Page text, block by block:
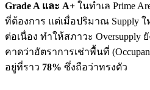
Grade A และ A+ ในทำเล Prime
ที่ต้องการ แต่เมื่อปริมาณ Supply ใ
ต่อเนื่อง ทำให้สภาวะ Oversupply
คาดว่าอัตราการเช่าพื้นที่
อยู่ที่ราว 78% ซึ่งถือว่าทรงตัว